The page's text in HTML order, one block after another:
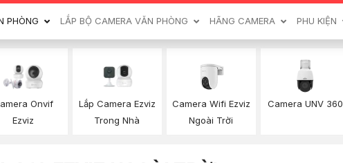
PHÒNG LẮP BỘ CAMERA VĂN PHÒNG HÃNG CAMERA PHU KIỆN
Onvif
Ezviz
Lắp Camera Ezviz
Trong Nhà
Camera Wifi Ezviz
Ngoài Trời
Camera UNV 360